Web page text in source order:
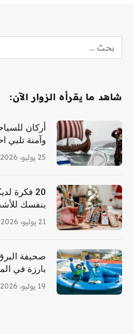
شاهد ما يقرأه الزوار الآن:
أركان
وآمنة تلبي
25 يوليو، 2026
20 فكرة
بنفسك
21 يوليو، 2026
صحيفة
بارزة في
19 يوليو، 2026